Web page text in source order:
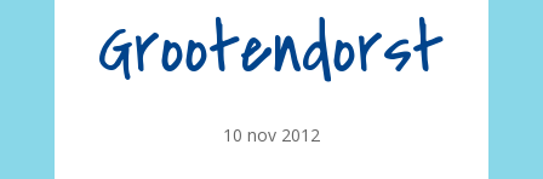
Grootendorst
10 nov 2012